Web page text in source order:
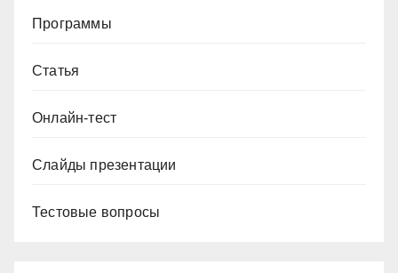
Программы
Статья
Онлайн-тест
Слайды презентации
Тестовые вопросы